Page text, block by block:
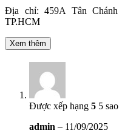
Địa chỉ: 459A Tân
TP.HCM
Xem thêm
Được xếp hạng 5 5 sao
admin – 11/09/2025